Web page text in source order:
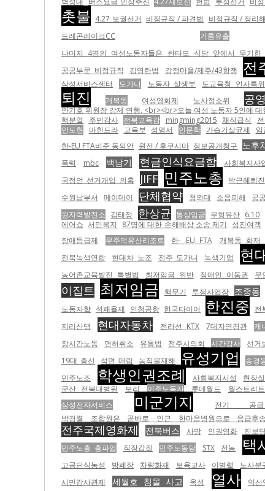
촛불 4.27 보궐선거 비정규직 / 파견법 비정규직 / 정리
드레곤레이크CC
기름유출
나머지 4명의 여성노동자들은 싼타모 식당 앞에서 무기
공공부문 비정규직 김영란법 강정마을/제주/43항쟁 전
삼성서비스센터
도가니 노동자 살생부 도교육청 인사특위
퇴진 개복동 여성영화제 노사정소위 공
안기호 위원장 강제 연행. <br><br>오늘 여성 노동자 5인에
핵분열
주민감사 전북교육감 mingming2015 채식급식
안도현 마힌드라 교육부 성명서 인문학 가습기살균제
한-EU FTA비준 동의안 원전 / 후쿠시마 정보공개청구 노후
폭력
mbc 백남기 현금인식요금함 사회복지사
국정언 선거개입 의혹
JIFF 민주노총 박근혜퇴진
수원남부서
메이데이 단체협약 청와대 소음피해 공
원자력발전소 김태정 한상균 통상임금 무형유산 6.10
에어쇼 서민복지 87명에 대한 손해배상 소송 제기 성진여객
장애등급제
무주덕유산리조트 한- EU FTA 개복동 화재
전북녹색연합
현대차 노조 전주 도가니 녹색기업 현
농어촌교육발전 특별법 최저임금 위반 장애인 이동권 무
이집트 최저임금 핵무기 투쟁사업장 조중동
노동자합 석패율제 인청공항 한국타이어 한진중 전
지리산댐
현대자동차 전라선 KTX 7대자연경관 캐
장시간노동
면허취소 유통법 전주시의회 시간강사 선거
19대 총선
석면 매립 농작물재해 유성기업 송경
민주노조
학생인권조례 사회복지시설 현장
군산 전북대병원
보리 이주노동자 롯데월드 월스트리트
삼성전자서비스
미군기지 전기 공
박경렬 조합원은 곧바로 인근 한마음병원으로 응급후
전주국제영화제
전북버스 사망 인권영화 진보
민주노총 총파업
직장갑질 민주노동당 STX 전농 택
고공단식농성 방폐장 차량화재 보육교사 이병렬 노사분
시민감사관제
세월호 침몰 사고 옥성 열사 익산